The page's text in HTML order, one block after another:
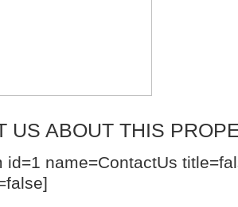
US ABOUT THIS
id=1 name=ContactUs